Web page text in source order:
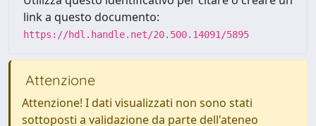
link a questo documento:
https://hdl.handle.net/20.500.14091/5895
Attenzione
Attenzione! I dati visualizzati non sono stati
sottoposti a validazione da parte dell'ateneo